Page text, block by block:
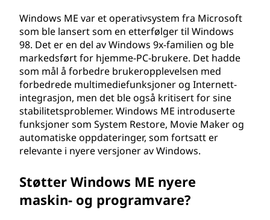
Windows ME var et operativsystem fra Microsoft
som ble lansert som en etterfølger til Windows
98. Det er en del av Windows 9x-familien og ble
markedsført for hjemme-PC-brukere. Det hadde
som mål å forbedre brukeropplevelsen med
forbedrede multimediefunksjoner og Internett-
integrasjon, men det ble også kritisert for sine
stabilitetsproblemer. Windows ME introduserte
funksjoner som System Restore, Movie Maker og
automatiske oppdateringer, som fortsatt er
relevante i nyere versjoner av Windows.
Støtter Windows ME nyere
maskin- og programvare?